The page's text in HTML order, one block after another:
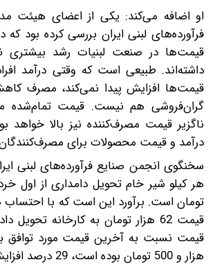
او اضافه می‌کند: یکی از اعضای هیئت
فرآورده‌های لبنی ایران بررسی کرده بود
قیمت‌ها در صنعت لبنیات رشد بیشتری
داشته‌اند. طبیعی است که وقتی درآمد
قیمت‌ها افزایش پیدا نمی‌کند، مصرف
گران‌فروشی هم نیست. قیمت تمام‌شده
ناگزیر قیمت مصرف‌کننده نیز بالا خواهد
درآمد و قیمت محصولات برای
سخنگوی انجمن صنایع فرآورده‌های لبنی
تومان است. برآورد این است که با احتساب
قیمت 62 هزار تومان به کارخانه
هزار و 500 تومان بوده است، 29 درصد افزایش داشته است.